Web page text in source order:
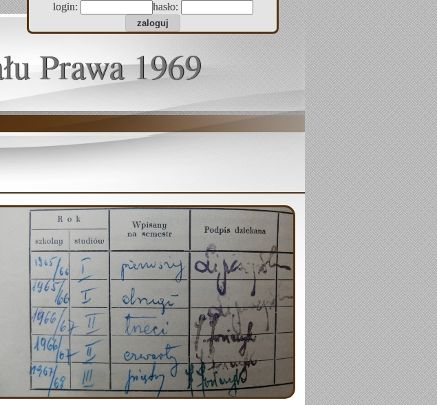
login: hasło:
Prawa 1969